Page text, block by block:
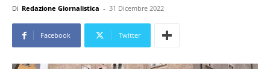
Di Redazione Giornalistica - 31 Dicembre 2022
Facebook Twitter